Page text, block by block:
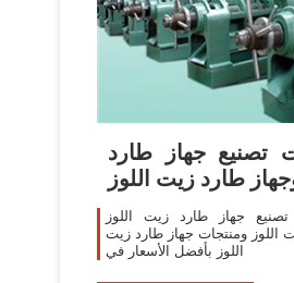
تصنيع جهاز طارد
طارد زيت اللوز
جهاز طارد زيت اللوز
اللوز ومنتجات جهاز طارد زيت
اللوز بأفضل الأسعار في